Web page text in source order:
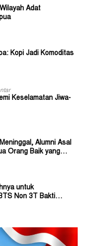
Adat
Kopi Jadi Komoditas
Keselamatan Jiwa-
Alumni Asal
Orang Baik yang
untuk
Non 3T Bakti